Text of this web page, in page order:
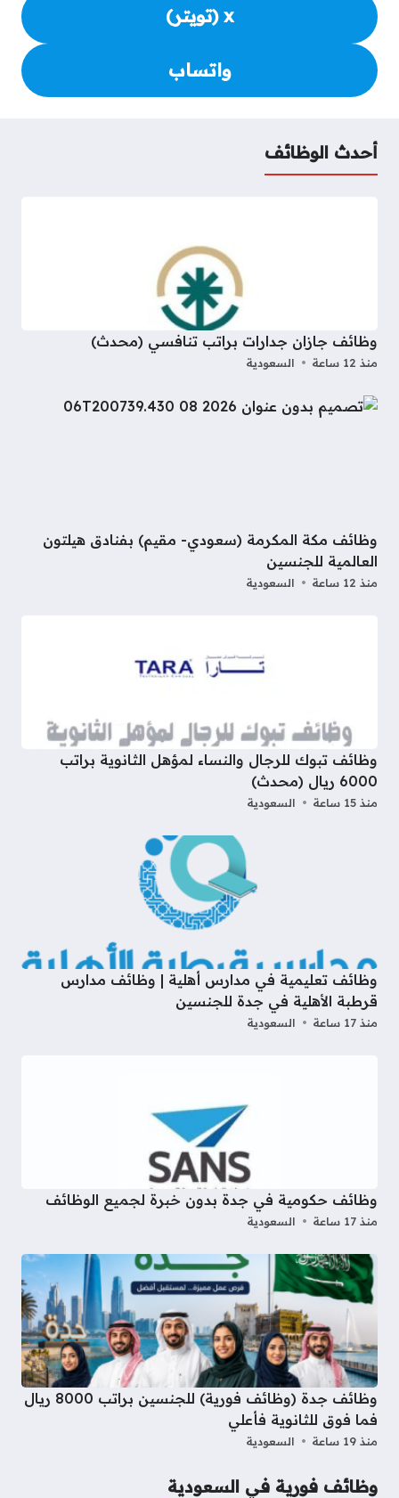
x (تويتر)
واتساب
أحدث الوظائف
وظائف جازان جدارات براتب تنافسي (محدث)
منذ 12 ساعة السعودية
وظائف مكة المكرمة (سعودي- مقيم) بفنادق هيلتون
العالمية للجنسين
منذ 12 ساعة السعودية
وظائف تبوك للرجال والنساء لمؤهل الثانوية براتب
6000 ريال (محدث)
منذ 15 ساعة السعودية
وظائف تعليمية في مدارس أهلية | وظائف مدارس
قرطبة الأهلية في جدة للجنسين
منذ 17 ساعة السعودية
وظائف حكومية في جدة بدون خبرة لجميع الوظائف
منذ 17 ساعة السعودية
وظائف جدة (وظائف فورية) للجنسين براتب 8000 ريال
فما فوق للثانوية فأعلي
منذ 19 ساعة السعودية
وظائف فورية في السعودية